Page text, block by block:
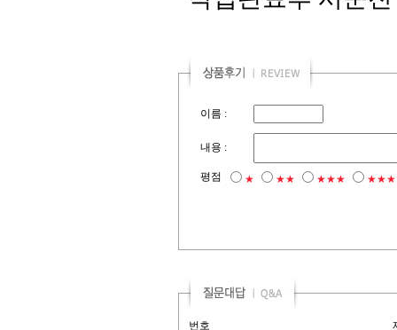
이름 :
내용 :
평점 ★ ★★ ★★★
번호